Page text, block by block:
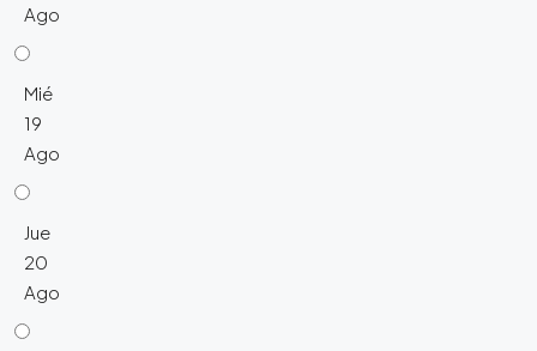
Ago
Mié
19
Ago
Jue
20
Ago